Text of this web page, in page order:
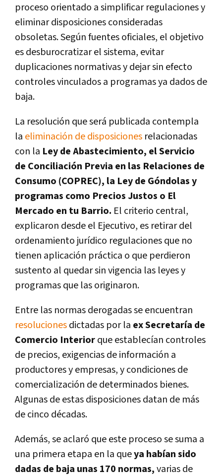
proceso orientado a simplificar regulaciones y
eliminar disposiciones consideradas
obsoletas. Según fuentes oficiales, el objetivo
es desburocratizar el sistema, evitar
duplicaciones normativas y dejar sin efecto
controles vinculados a programas ya dados de
baja.
La resolución que será publicada contempla
la eliminación de disposiciones relacionadas
con la Ley de Abastecimiento, el Servicio
de Conciliación Previa en las Relaciones de
Consumo (COPREC), la Ley de Góndolas y
programas como Precios Justos o El
Mercado en tu Barrio. El criterio central,
explicaron desde el Ejecutivo, es retirar del
ordenamiento jurídico regulaciones que no
tienen aplicación práctica o que perdieron
sustento al quedar sin vigencia las leyes y
programas que las originaron.
Entre las normas derogadas se encuentran
resolucionesdictadas por la ex Secretaría de
Comercio Interiorque establecían controles
de precios, exigencias de información a
productores y empresas, y condiciones de
comercialización de determinados bienes.
Algunas de estas disposiciones datan de más
de cinco décadas.
Además, se aclaró que este proceso se suma a
una primera etapa en la queya habían sido
dadas de baja unas 170 normas,varias de